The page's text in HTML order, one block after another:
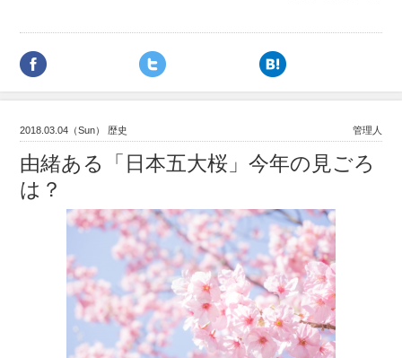
2018.03.04（Sun） 歴史 管理人
由緒ある「日本五大桜」今年の見ごろ
は？